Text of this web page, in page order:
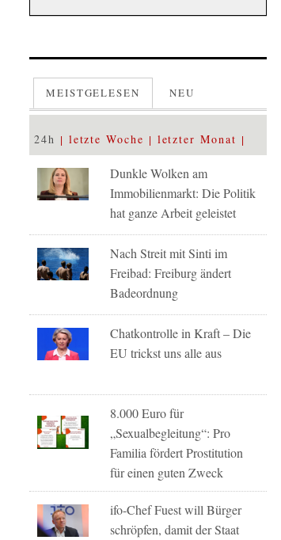
MEISTGELESEN NEU
24h letzte Woche letzter Monat
Dunkle Wolken am
Immobilienmarkt: Die Politik
hat ganze Arbeit geleistet
Nach Streit mit Sinti im
Freibad: Freiburg ändert
Badeordnung
Chatkontrolle in Kraft – Die
EU trickst uns alle aus
8.000 Euro für
„Sexualbegleitung“: Pro
Familia fördert Prostitution
für einen guten Zweck
ifo-Chef Fuest will Bürger
schröpfen, damit der Staat